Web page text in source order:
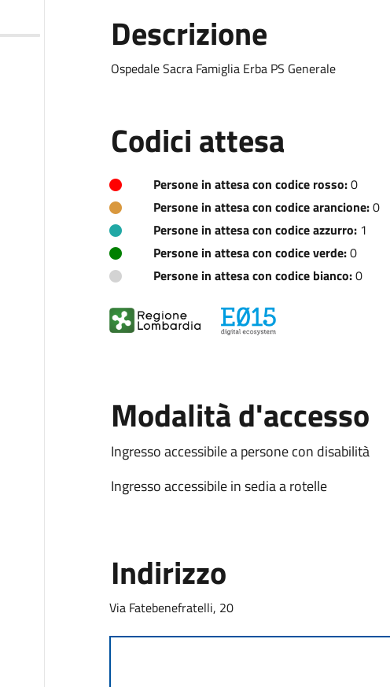
Descrizione
Ospedale Sacra Famiglia Erba PS Generale
Codici attesa
Persone in attesa con codice rosso:0
Persone in attesa con codice arancione:0
Persone in attesa con codice azzurro:1
Persone in attesa con codice verde:0
Persone in attesa con codice bianco:0
Modalità d'accesso
Ingresso accessibile a persone con disabilità
Ingresso accessibile in sedia a rotelle
Indirizzo
Via Fatebenefratelli, 20